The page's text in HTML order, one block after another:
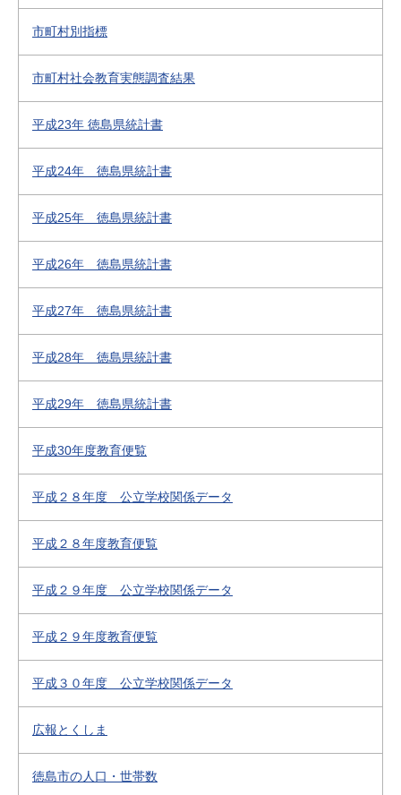
市町村別指標
市町村社会教育実態調査結果
平成23年 徳島県統計書
平成24年 徳島県統計書
平成25年 徳島県統計書
平成26年 徳島県統計書
平成27年 徳島県統計書
平成28年 徳島県統計書
平成29年 徳島県統計書
平成30年度教育便覧
平成２８年度 公立学校関係データ
平成２８年度教育便覧
平成２９年度 公立学校関係データ
平成２９年度教育便覧
平成３０年度 公立学校関係データ
広報とくしま
徳島市の人口・世帯数